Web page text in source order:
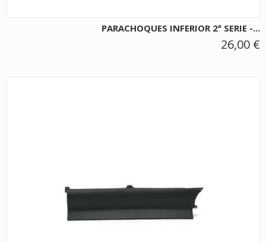
PARACHOQUES INFERIOR 2ª SERIE -...
26,00 €